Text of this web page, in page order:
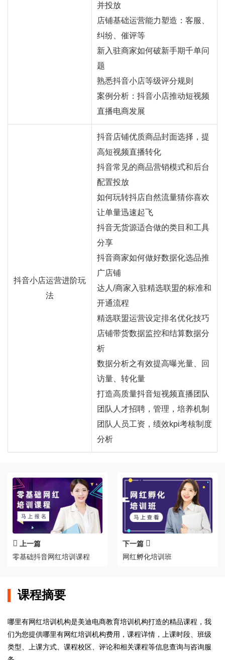
并投放
店铺基础运营能力塑造：客服、
纠纷、催评等
新入驻商家如何破新手期千单问
题
熟悉抖音小店等级评分规则
案例分析：抖音小店推动短视频
直播电商发展
抖音小店运营进阶玩
法
抖音店铺优质商品封面选择，提
高短视频直播转化
抖音常见的商品营销模式和后台
配置投放
如何玩转抖店自然流量猜你喜欢
让单量迅速起飞
抖音无货源适合做的类目和工具
分享
抖音商家如何做好数据化选品推
广店铺
达人/商家入驻精选联盟的标准和
开通流程
精选联盟运营设定排名优化技巧
店铺带货数据监控和结算数据分
析
数据分析之有效提高曝光量、回
访量、转化量
打造高质量抖音短视频直播团队
团队人才招聘，管理，培养机制
团队人员工资，绩效kpi考核制度
分析
上一篇
零基础抖音网红培训课程
下一篇
网红孵化培训班
课程摘要
哪里有网红培训机构是美迪电商教育培训机构打造的精品课程，我
们为您提供哪里有网红培训机构费用，课程详情，上课时段、班级
类型、上课方式、课程校区、评论和相关课程等信息查询与咨询服